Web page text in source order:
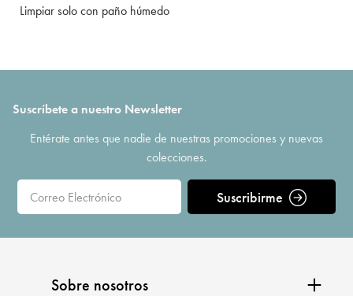
Limpiar solo con paño húmedo
Suscríbete a nuestro Newsletter
Entérate antes que nadie de nuestras promociones y nuevas
colecciones.
Suscribirme
Sobre nosotros